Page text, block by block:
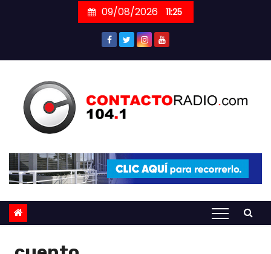
09/08/2026 11:25